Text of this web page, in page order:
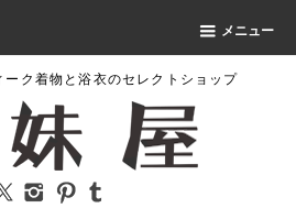
メニュー
ーク着物と浴衣のセレクトショップ